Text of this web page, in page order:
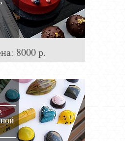
8000 р.